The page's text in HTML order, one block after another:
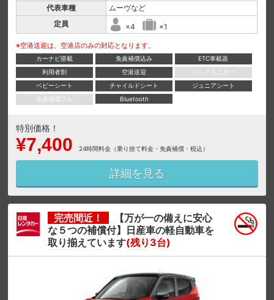
代表車種
ムーヴなど
定員
×4 ×1
※空港送迎は、空港店のみの対応となります。
カーナビ搭載 免責補償込み
ETC車載器
利用者割
空港送迎
バックモニター
ベビーシート
チャイルドシート
ジュニアシート
免責補償フル
Bluetooth
特別価格！
¥7,400 24時間料金（乗り捨て料金・免責補償・税込）
詳細を見る
完売間近！
【万が一の備えに安心
な５つの補償付】日産車の軽自動車を
取り揃えています(残り3台)